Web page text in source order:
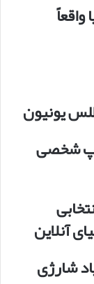
یونیون
شخصی
آنلاین
شارژی